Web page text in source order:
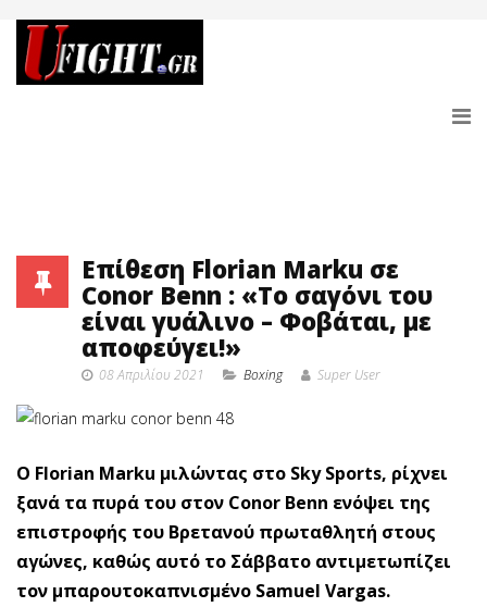
Επίθεση Florian Marku σε
Conor Benn : «Το σαγόνι του
είναι γυάλινο – Φοβάται, με
αποφεύγει!»
08 Απριλίου 2021 Boxing Super User
Ο Florian Marku μιλώντας στο Sky Sports, ρίχνει
ξανά τα πυρά του στον Conor Benn ενόψει της
επιστροφής του Βρετανού πρωταθλητή στους
αγώνες, καθώς αυτό το Σάββατο αντιμετωπίζει
τον μπαρουτοκαπνισμένο Samuel Vargas.